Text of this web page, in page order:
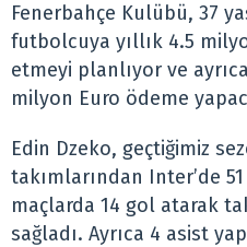
Fenerbahçe Kulübü, 37
futbolcuya yıllık 4.5
etmeyi planlıyor ve
milyon Euro ödeme
Edin Dzeko, geçtiğimiz
takımlarından Inter’de
maçlarda 14 gol atarak
sağladı. Ayrıca 4 asist